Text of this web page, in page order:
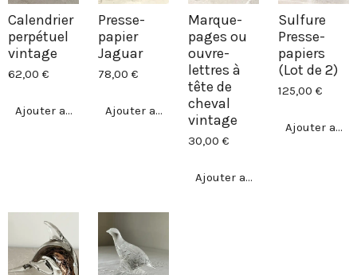
Calendrier
perpétuel
vintage
62,00 €
Ajouter au panier
Presse-
papier
Jaguar
78,00 €
Ajouter au panier
Marque-
pages ou
ouvre-
lettres à
tête de
cheval
vintage
30,00 €
Ajouter au panier
Sulfure
Presse-
papiers
(Lot de 2)
125,00 €
Ajouter au